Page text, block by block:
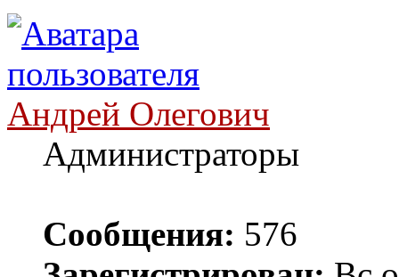
Андрей Олегович
Администраторы
Сообщения: 576